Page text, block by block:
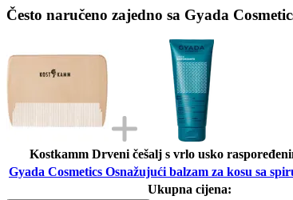
Često naručeno zajedno sa Gyada
Kostkamm Drveni češalj s vrlo usko
Gyada Cosmetics Osnažujući balzam za kosu sa
Ukupna cijena: